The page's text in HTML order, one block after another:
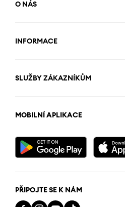
O NÁS
INFORMACE
SLUŽBY ZÁKAZNÍKŮM
MOBILNÍ APLIKACE
PŘIPOJTE SE K NÁM